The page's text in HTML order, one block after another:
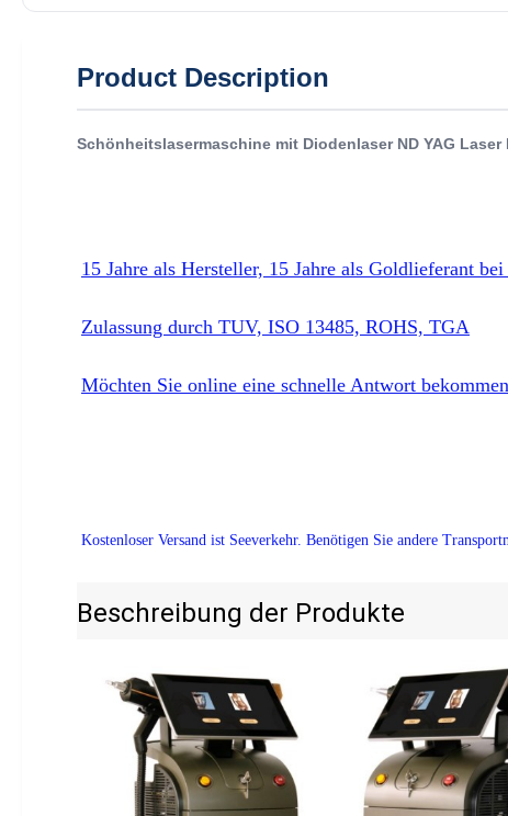
Product Description
Schönheitslasermaschine mit Diodenlaser ND YAG
15 Jahre als Hersteller, 15 Jahre als Goldlieferant
Zulassung durch TUV, ISO 13485, ROHS, TGA
Möchten Sie online eine schnelle Antwort
Kostenloser Versand ist Seeverkehr. Benötigen Sie andere
Beschreibung der Produkte